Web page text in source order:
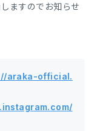
ますのでお知らせ
araka-official.